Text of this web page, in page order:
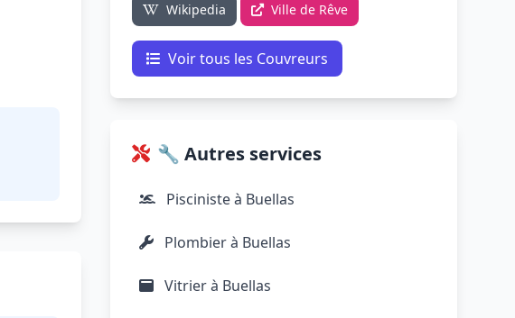
Wikipedia Ville de Rêve
Voir tous les Couvreurs
🔧 Autres services
Pisciniste à Buellas
Plombier à Buellas
Vitrier à Buellas